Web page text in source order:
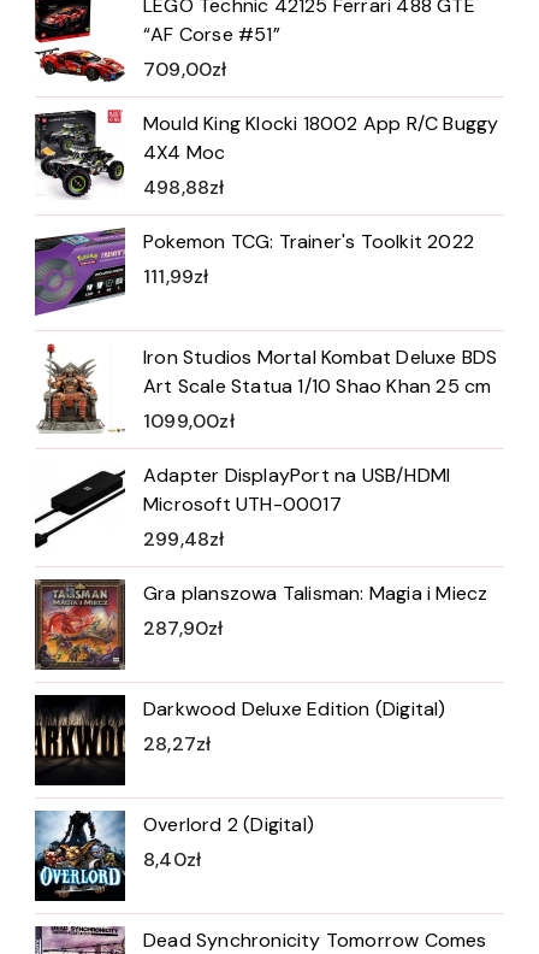
“AF Corse #51”
709,00zł
Mould King Klocki 18002 App R/C Buggy
4X4 Moc
498,88zł
Pokemon TCG: Trainer's Toolkit 2022
111,99zł
Iron Studios Mortal Kombat Deluxe BDS
Art Scale Statua 1/10 Shao Khan 25 cm
1099,00zł
Adapter DisplayPort na USB/HDMI
Microsoft UTH-00017
299,48zł
Gra planszowa Talisman: Magia i Miecz
287,90zł
Darkwood Deluxe Edition (Digital)
28,27zł
Overlord 2 (Digital)
8,40zł
Dead Synchronicity Tomorrow Comes